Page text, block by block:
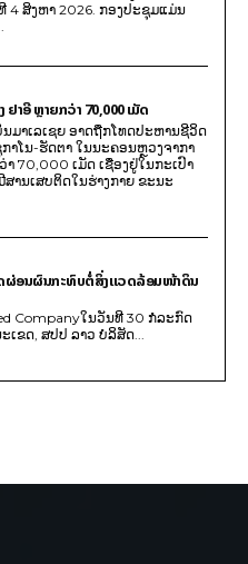
4 ສິງຫາ 2026. ກອງປະຊຸມແມ່ນ
າອີ ຫຼາຍກວ່າ 70,000 ເມັດ
ມາເລເຊຍ ອາດຖືກໂທດປະຫານຊີວິດ
ໂນ-ຮັດຕາ ໃນນະຄອນຫຼວງຈາກາ
າ 70,000 ເມັດ ເຊື່ອງຢູ່ໃນກະເປົາ
ານເສບຕິດໃນຮ່າງກາຍ ຂະນະ
ຜ່ອນຜົນກະທົບຕໍ່ສິ່ງແວດລ້ອມໜ້າດິນ
Companyໃນວັນທີ 30 ກໍລະກົດ
ຂດ, ສປປ ລາວ ບໍລິສັດ...